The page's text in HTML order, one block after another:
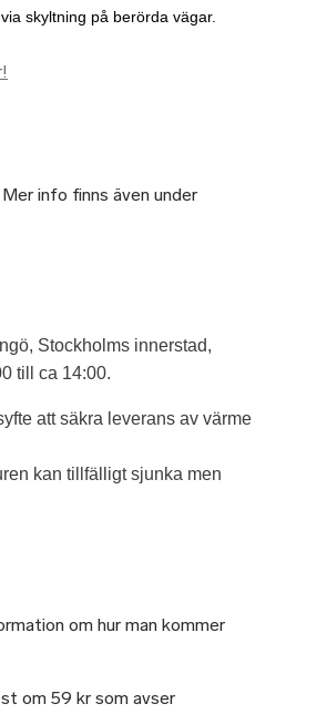
skyltning på berörda vägar.
Mer info finns även under
Stockholms innerstad,
till ca 14:00.
att säkra leverans av värme
kan tillfälligt sjunka men
om hur man kommer
om 59 kr som avser